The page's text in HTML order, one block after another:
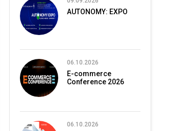
AUTONOMY: EXPO
06.10.2026
E-commerce
Conference 2026
06.10.2026